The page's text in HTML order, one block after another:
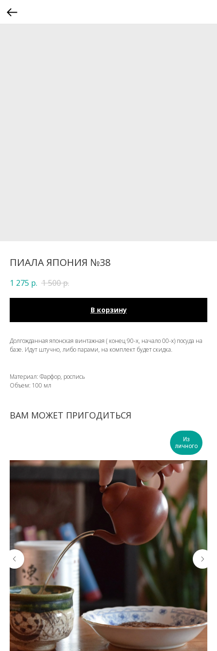
ПИАЛА ЯПОНИЯ №38
1 275 р. 1 500р.
В корзину
Долгожданная японская винтажная ( конец 90-х, начало 00-х) посуда на
базе. Идут штучно, либо парами, на комплект будет скидка.
Материал: Фарфор, роспись
Объем: 100 мл
ВАМ МОЖЕТ ПРИГОДИТЬСЯ
Из
личного